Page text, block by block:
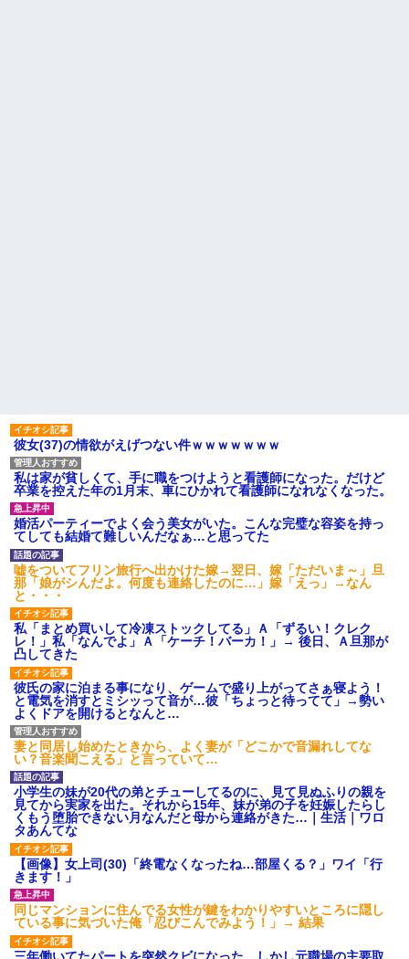
こに金庫があったから、開けて
みようとしただけ☆』義兄「泥
は出てけ！二度と来るな！」結
果・・・
私「初めて飲む味だけどなん
のお茶？」彼「ちっ！」私「」
【GIF】JSのカンチョーワロ
タ
後続車にクラクションを鳴ら
され彼氏が逆切れ。「何クラク
ション鳴らしてんだ！降りてこ
いよ！」と怒鳴りだし...
【衝撃】報酬100万円超の治験
募集がこちらｗｗｗｗｗ(※画像
あり)
【ネット騒然】惨殺されたタ
ワマン頂き女子のこの動画、す
げえええええｗｗｗｗｗｗｗｗ
ｗｗｗ
【愕然】白のクラウン俺氏、
高速道路左車線を制限速度で走
った結果wwwwwwwwwwww
百年の恋12-899 食べた量を
張り合ってくる
【悲報】佐藤輝明・・・２軍
でも盛大にやらかす←あまり悲
しませないでくれ
彼女(37)の情欲がえげつない件ｗｗｗｗｗｗｗ
私は家が貧しくて、手に職をつけようと看護師になった。だけど
卒業を控えた年の1月末、車にひかれて看護師になれなくなった。
婚活パーティーでよく会う美女がいた。こんな完璧な容姿を持っ
てしても結婚て難しいんだなぁ…と思ってた
嘘をついてフリン旅行へ出かけた嫁→翌日、嫁「ただいま～」旦
那「娘がシんだよ。何度も連絡したのに…」嫁「えっ」→なん
と・・・
私「まとめ買いして冷凍ストックしてる」Ａ「ずるい！クレク
レ！」私「なんでよ」Ａ「ケーチ！バーカ！」→ 後日、Ａ旦那が
凸してきた
彼氏の家に泊まる事になり、ゲームで盛り上がってさぁ寝よう！
と電気を消すとミシッって音が…彼「ちょっと待ってて」→勢い
よくドアを開けるとなんと…
妻と同居し始めたときから、よく妻が「どこかで音漏れしてな
い？音楽聞こえる」と言っていて…
小学生の妹が20代の弟とチューしてるのに、見て見ぬふりの親を
見てから実家を出た。それから15年、妹が弟の子を妊娠したらし
くもう堕胎できない月なんだと母から連絡がきた…｜生活｜ワロ
タあんてな
【画像】女上司(30)「終電なくなったね…部屋くる？」ワイ「行
きます！」
同じマンションに住んでる女性が鍵をわかりやすいところに隠し
ている事に気づいた俺「忍びこんでみよう！」→ 結果
三年働いてたパートを突然クビになった。しかし元職場の主要取